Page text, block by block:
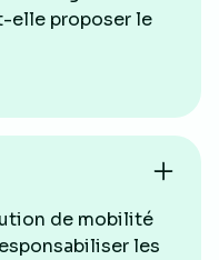
elle proposer le
de mobilité
les